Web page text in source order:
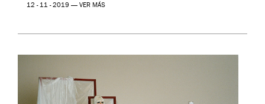
12 - 11 - 2019 — VER MÁS